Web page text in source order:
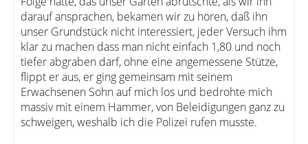
darauf ansprachen, bekamen wir zu hören, daß ihn
unser Grundstück nicht interessiert, jeder Versuch ihm
klar zu machen dass man nicht einfach 1,80 und noch
tiefer abgraben darf, ohne eine angemessene Stütze,
flippt er aus, er ging gemeinsam mit seinem
Erwachsenen Sohn auf mich los und bedrohte mich
massiv mit einem Hammer, von Beleidigungen ganz zu
schweigen, weshalb ich die Polizei rufen musste.